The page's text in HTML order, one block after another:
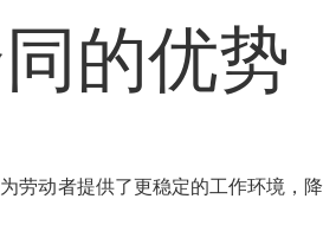
的优势
劳动者提供了更稳定的工作环境，降